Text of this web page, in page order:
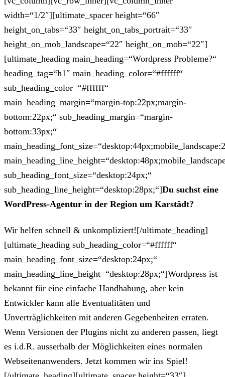
width=“1/2″][ultimate_spacer height=“66″
height_on_tabs=“33″ height_on_tabs_portrait=“33″
height_on_mob_landscape=“22″ height_on_mob=“22″]
[ultimate_heading main_heading=“Wordpress Probleme?“
heading_tag=“h1″ main_heading_color=“#ffffff“
sub_heading_color=“#ffffff“
main_heading_margin=“margin-top:22px;margin-
bottom:22px;“ sub_heading_margin=“margin-
bottom:33px;“
sub_heading_font_size=“desktop:24px;“
sub_heading_line_height=“desktop:28px;“]Du suchst eine
WordPress-Agentur in der Region um Karstädt?
Wir helfen schnell & unkompliziert![/ultimate_heading]
[ultimate_heading sub_heading_color=“#ffffff“
main_heading_font_size=“desktop:24px;“
main_heading_line_height=“desktop:28px;“]Wordpress ist
bekannt für eine einfache Handhabung, aber kein
Entwickler kann alle Eventualitäten und
Unverträglichkeiten mit anderen Gegebenheiten erraten.
Wenn Versionen der Plugins nicht zu anderen passen, liegt
es i.d.R. ausserhalb der Möglichkeiten eines normalen
Webseitenanwenders. Jetzt kommen wir ins Spiel!